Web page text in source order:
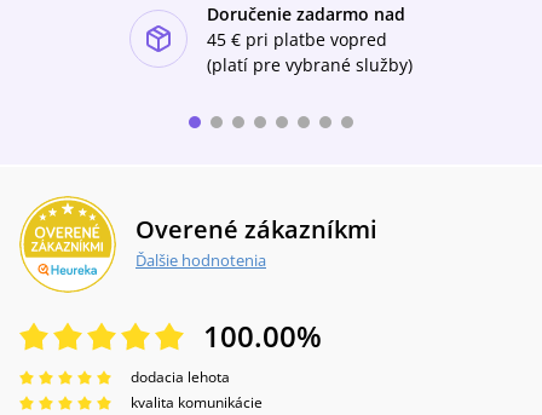
Doručenie zadarmo nad
45 € pri platbe vopred
(platí pre vybrané služby)
Overené zákazníkmi
Ďalšie hodnotenia
100.00%
dodacia lehota
kvalita komunikácie